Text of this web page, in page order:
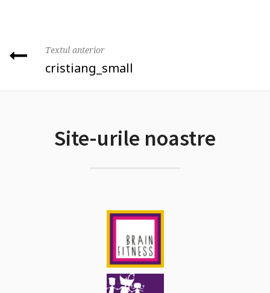
Textul anterior
cristiang_small
Site-urile noastre